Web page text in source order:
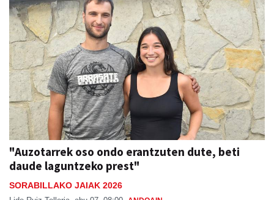
"Auzotarrek oso ondo erantzuten dute, beti
daude laguntzeko prest"
SORABILLAKO JAIAK 2026